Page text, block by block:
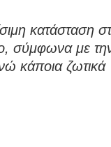
κατάσταση
σύμφωνα με
κάποια ζωτικά